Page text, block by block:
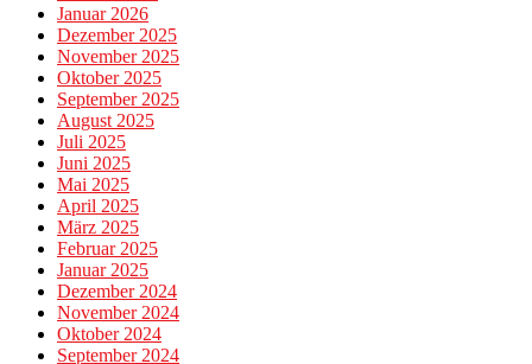
Januar 2026
Dezember 2025
November 2025
Oktober 2025
September 2025
August 2025
Juli 2025
Juni 2025
Mai 2025
April 2025
März 2025
Februar 2025
Januar 2025
Dezember 2024
November 2024
Oktober 2024
September 2024